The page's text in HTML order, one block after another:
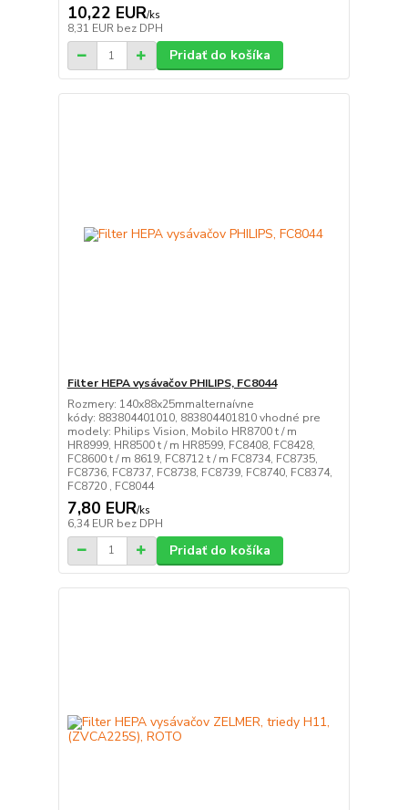
10,22 EUR/ks
8,31 EUR bez DPH
Pridať do košíka
Filter HEPA vysávačov PHILIPS, FC8044
Rozmery: 140x88x25mmalternaívne
kódy: 883804401010, 883804401810 vhodné pre
modely: Philips Vision, Mobilo HR8700 t / m
HR8999, HR8500 t / m HR8599, FC8408, FC8428,
FC8600 t / m 8619, FC8712 t / m FC8734, FC8735,
FC8736, FC8737, FC8738, FC8739, FC8740, FC8374,
FC8720 , FC8044
7,80 EUR/ks
6,34 EUR bez DPH
Pridať do košíka